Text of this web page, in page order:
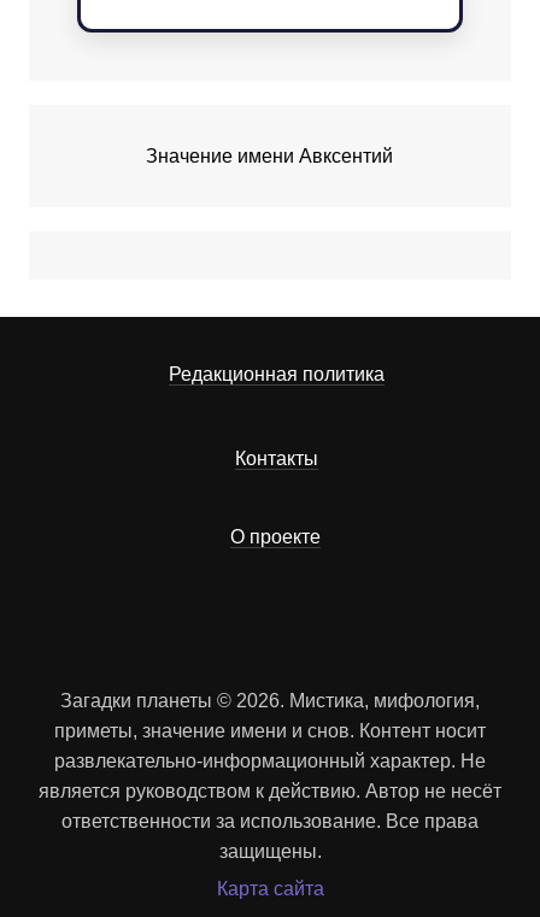
Значение имени Авксентий
Редакционная политика
Контакты
О проекте
Загадки планеты © 2026. Мистика, мифология,
приметы, значение имени и снов. Контент носит
развлекательно-информационный характер. Не
является руководством к действию. Автор не несёт
ответственности за использование. Все права
защищены.
Карта сайта